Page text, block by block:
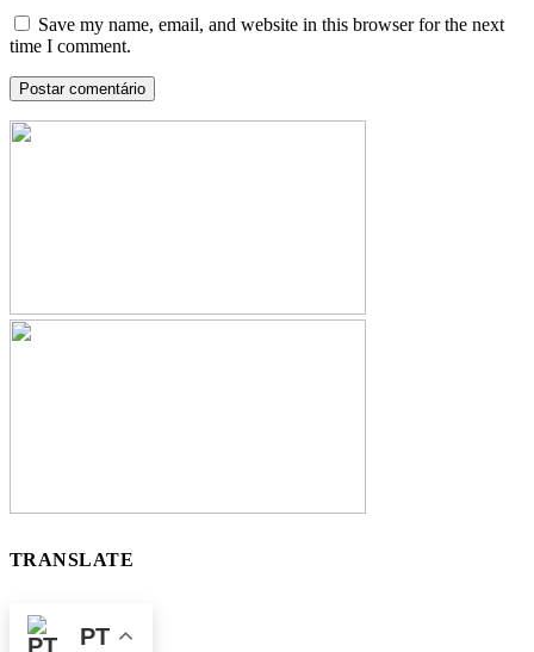
Save my name, email, and website in this browser for the next
time I comment.
TRANSLATE
PT